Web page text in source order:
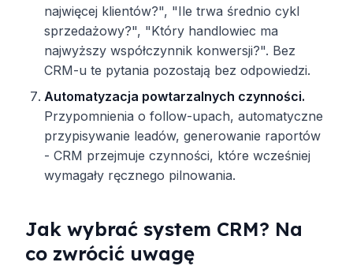
najwięcej klientów?", "Ile trwa średnio cykl
sprzedażowy?", "Który handlowiec ma
najwyższy współczynnik konwersji?". Bez
CRM-u te pytania pozostają bez odpowiedzi.
Automatyzacja powtarzalnych czynności.
Przypomnienia o follow-upach, automatyczne
przypisywanie leadów, generowanie raportów
- CRM przejmuje czynności, które wcześniej
wymagały ręcznego pilnowania.
Jak wybrać system CRM? Na
co zwrócić uwagę